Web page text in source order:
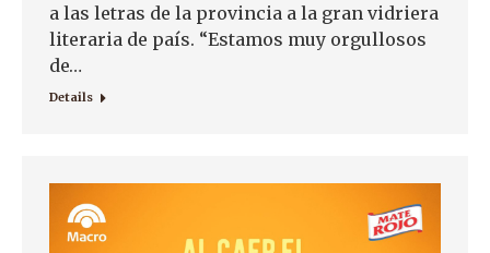
a las letras de la provincia a la gran vidriera
literaria de país. “Estamos muy orgullosos
de…
Details